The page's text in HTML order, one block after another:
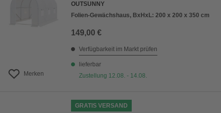
Merken
OUTSUNNY
Folien-Gewächshaus, BxHxL: 200 x 200 x 350 cm
149,00 €
Verfügbarkeit im Markt prüfen
lieferbar
Zustellung 12.08. - 14.08.
GRATIS VERSAND